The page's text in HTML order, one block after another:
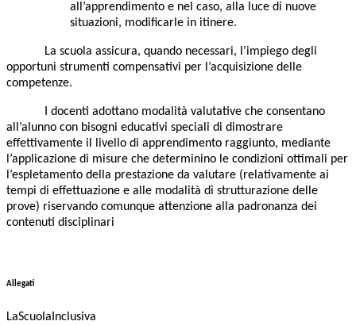
all’apprendimento e nel caso, alla luce di nuove
situazioni, modificarle in itinere.
La scuola assicura, quando necessari, l’impiego degli
opportuni strumenti compensativi per l’acquisizione delle
competenze.
I docenti adottano modalità valutative che consentano
all’alunno con bisogni educativi speciali di dimostrare
effettivamente il livello di apprendimento raggiunto, mediante
l’applicazione di misure che determinino le condizioni ottimali per
l’espletamento della prestazione da valutare (relativamente ai
tempi di effettuazione e alle modalità di strutturazione delle
prove) riservando comunque attenzione alla padronanza dei
contenuti disciplinari
Allegati
LaScuolaInclusiva